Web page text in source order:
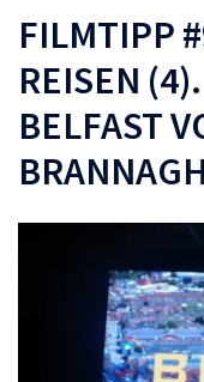
FILMTIPP
REISEN
BELFAST